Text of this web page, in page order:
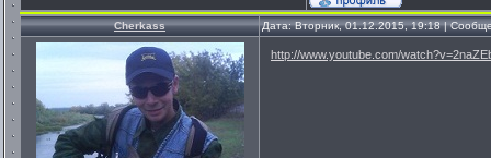
Cherkass Дата: Вторник, 01.12.2015, 19:18 |
http://www.youtube.com/